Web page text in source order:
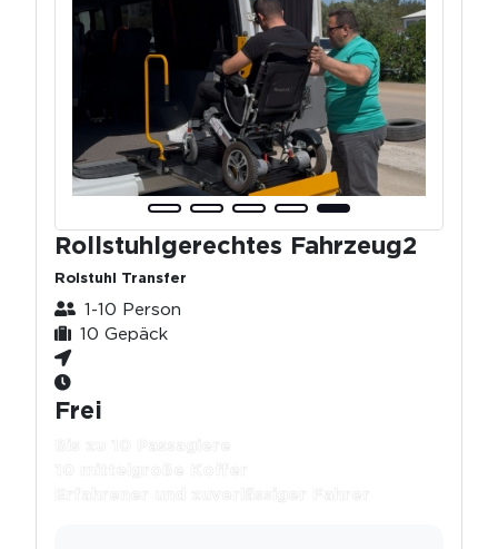
Rollstuhlgerechtes Fahrzeug2
Rolstuhl Transfer
1-10 Person
10 Gepäck
Frei
Bis zu 10 Passagiere
10 mittelgroße Koffer
Erfahrener und zuverlässiger Fahrer